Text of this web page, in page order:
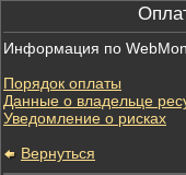
Информация по
Порядок оплаты
Данные о владельце
Уведомление о рисках
Вернуться